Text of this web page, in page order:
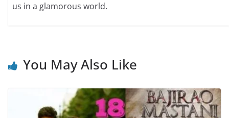
us in a glamorous world.
You May Also Like